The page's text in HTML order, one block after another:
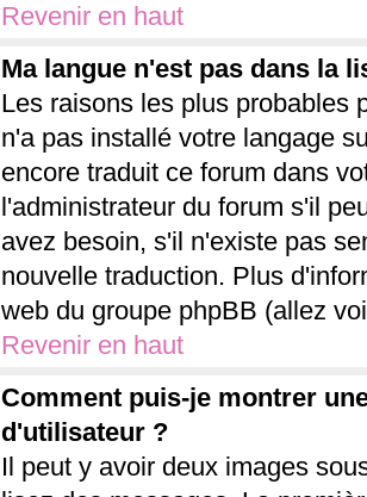
Revenir en haut
Ma langue n'est pas dans la
Les raisons les plus probables
n'a pas installé votre langage
encore traduit ce forum dans
l'administrateur du forum s'il
avez besoin, s'il n'existe pas
nouvelle traduction. Plus
web du groupe phpBB (allez
Revenir en haut
Comment puis-je montrer
d'utilisateur ?
Il peut y avoir deux images